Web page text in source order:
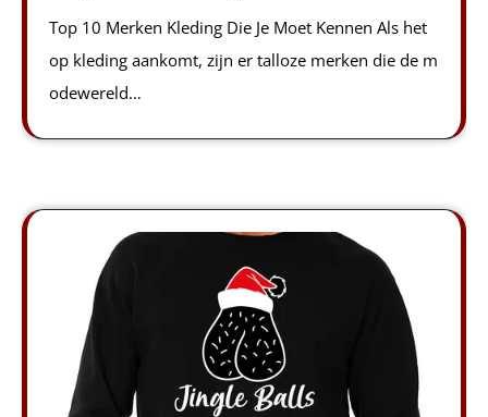
Top 10 Merken Kleding Die Je Moet Kennen Als het
op kleding aankomt, zijn er talloze merken die de m
odewereld…